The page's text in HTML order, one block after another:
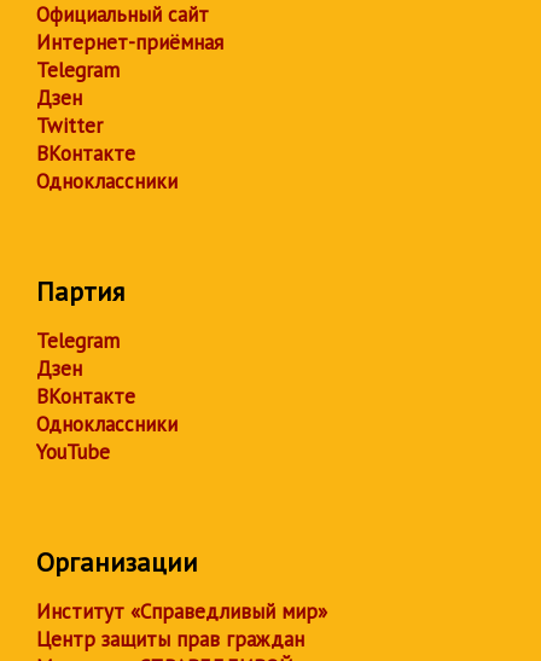
Официальный сайт
Интернет-приёмная
Telegram
Дзен
Twitter
ВКонтакте
Одноклассники
Партия
Telegram
Дзен
ВКонтакте
Одноклассники
YouTube
Организации
Институт «Справедливый мир»
Центр защиты прав граждан